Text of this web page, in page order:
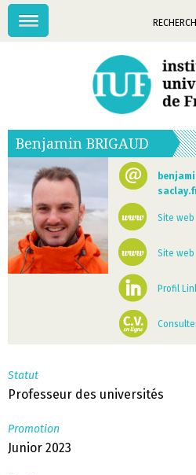
Mots-
Menu
Benjamin BRIGAUD
Site web
Site web
Profil
Statut
Professeur des universités
Promotion
Junior 2023